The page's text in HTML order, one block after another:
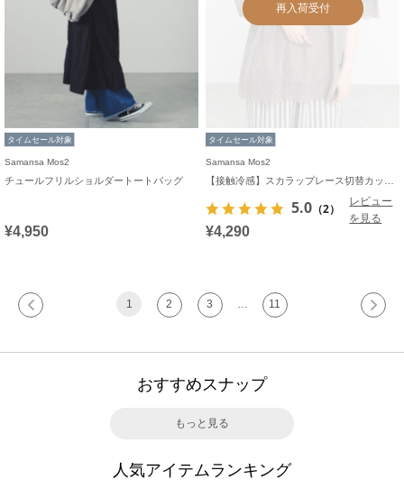
タイムセール対象
Samansa Mos2
チュールフリルショルダートートバッグ
¥4,950
再入荷受付
タイムセール対象
Samansa Mos2
5.0 （2）
レビュー
を見る
¥4,290
1 2 3 11
おすすめスナップ
もっと見る
人気アイテムランキング